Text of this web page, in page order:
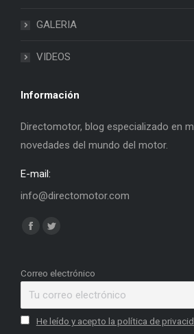
GALERIA
VIDEOS
Información
Directomotor, blog especializado en
novedades del mundo del motor.
E-mail:
info@directomotor.com
Find us on:
Facebook
opens
window
Twitter
opens
window
Correo electrónico
He leído y acepto la política de